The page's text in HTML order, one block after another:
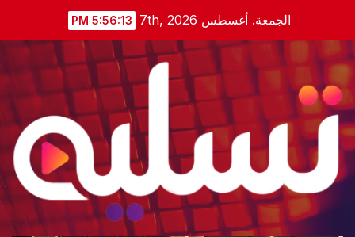
content
الجمعة. أغسطس 7th, 2026 5:56:13 PM